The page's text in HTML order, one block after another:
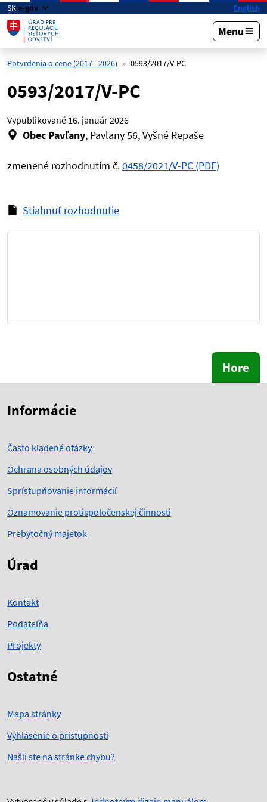
Preskočiť na hlavný obsah
SKe-gov English
Menu
Potvrdenia o cene (2017 - 2026) 0593/2017/V-PC
0593/2017/V-PC
Vypublikované 16. január 2026
Obec Pavľany, Pavľany 56, Vyšné Repaše
zmenené rozhodnutím č.0458/2021/V-PC (PDF)
Stiahnuť rozhodnutie
Hore
Informácie
Často kladené otázky
Ochrana osobných údajov
Sprístupňovanie informácií
Oznamovanie protispoločenskej činnosti
Prebytočný majetok
Úrad
Kontakt
Podateľňa
Projekty
Ostatné
Mapa stránky
Vyhlásenie o prístupnosti
Našli ste na stránke chybu?